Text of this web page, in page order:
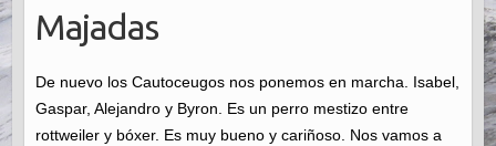
Majadas
De nuevo los Cautoceugos nos ponemos en marcha. Isabel,
Gaspar, Alejandro y Byron. Es un perro mestizo entre
rottweiler y bóxer. Es muy bueno y cariñoso. Nos vamos a